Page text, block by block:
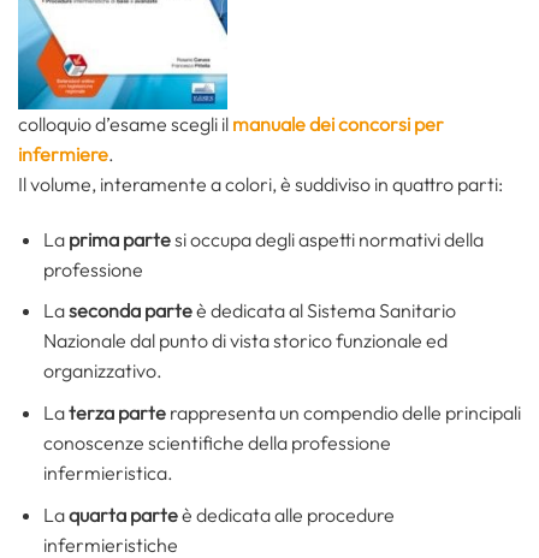
colloquio d’esame scegli il manuale dei concorsi per
infermiere.
Il volume, interamente a colori, è suddiviso in quattro parti:
La prima partesi occupa degli aspetti normativi della
professione
Laseconda parteè dedicata al Sistema Sanitario
Nazionale dal punto di vista storico funzionale ed
organizzativo.
Laterza parte rappresenta un compendio delle principali
conoscenze scientifiche della professione
infermieristica.
Laquarta parteè dedicata alle procedure
infermieristiche